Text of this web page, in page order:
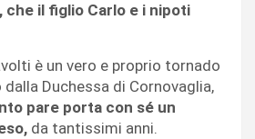
che il figlio Carlo e i nipoti
è un vero e proprio tornado
Duchessa di Cornovaglia,
pare porta con sé un
da tantissimi anni.